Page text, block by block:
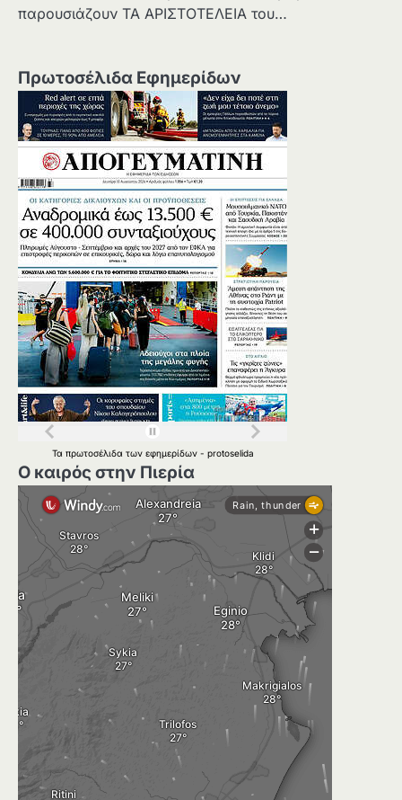
παρουσιάζουν ΤΑ ΑΡΙΣΤΟΤΕΛΕΙΑ του…
Πρωτοσέλιδα Εφημερίδων
Τα πρωτοσέλιδα των εφημερίδων - protoselida
Ο καιρός στην Πιερία